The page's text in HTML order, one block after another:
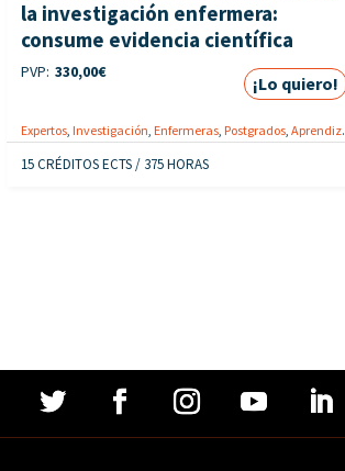
la investigación enfermera:
consume evidencia científica
PVP: 330,00€
¡Lo quiero!
Expertos, Investigación Enfermeras, Postgrados, Aprendizaje modular
15 CRÉDITOS ECTS / 375 HORAS